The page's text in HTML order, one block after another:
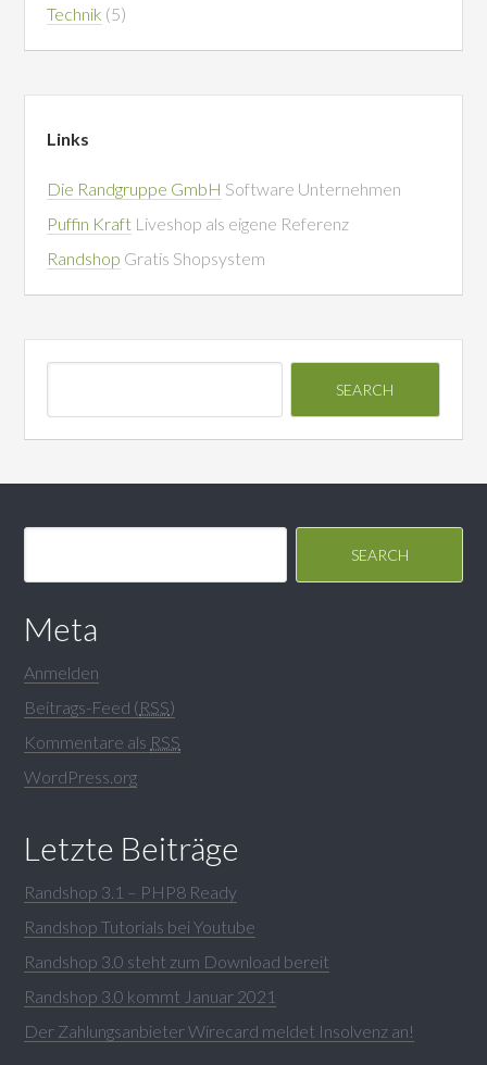
Technik (5)
Links
Die Randgruppe GmbH Software Unternehmen
Puffin Kraft Liveshop als eigene Referenz
Randshop Gratis Shopsystem
Meta
Anmelden
Beitrags-Feed (RSS)
Kommentare als RSS
WordPress.org
Letzte Beiträge
Randshop 3.1 – PHP8 Ready
Randshop Tutorials bei Youtube
Randshop 3.0 steht zum Download bereit
Randshop 3.0 kommt Januar 2021
Der Zahlungsanbieter Wirecard meldet Insolvenz an!